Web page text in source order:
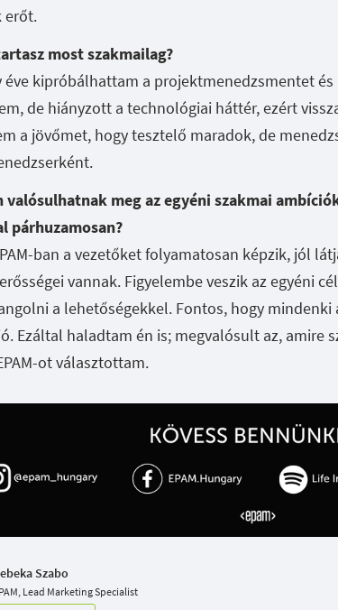
erőt.
most szakmailag?
éve kipróbálhattam a projektmenedzsmentet
de hiányzott a technológiai háttér, ezért
a jövőmet, hogy tesztelő maradok, de
valósulhatnak meg az egyéni szakmai
párhuzamosan?
ban a vezetőket folyamatosan képzik, jól
vannak. Figyelembe veszik az egyéni
a lehetőségekkel. Fontos, hogy
Ezáltal haladtam én is; megvalósult az,
ot választottam.
Szabo
Lead Marketing Specialist